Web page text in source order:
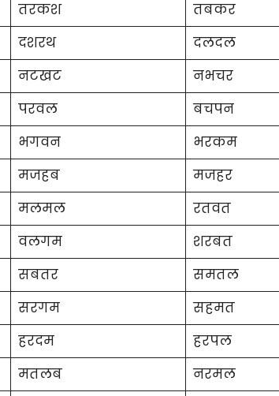
तरकश
तबकर
दशरथ
दलदल
नटखट
नभचर
परवल
बचपन
भगवन
भरकम
मजहब
मजहर
मलमल
रतवत
वलगम
शरबत
सबतर
समतल
सरगम
सहमत
हरदम
हरपल
मतलब
नरमल